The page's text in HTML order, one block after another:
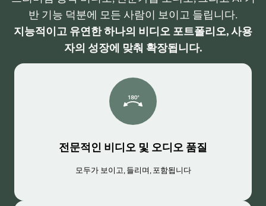
반 기능 덕분에 모든 사람이 보이고 들립니다.
지능적이고 유연한 하나의 비디오 포트폴리오, 사용
자의 성장에 맞춰 확장됩니다.
전문적인 비디오 및 오디오 품질
모두가 보이고, 들리며, 포함됩니다